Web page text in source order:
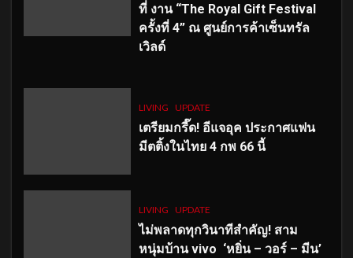
ที่ งาน “The Royal Gift Festival
ครั้งที่ 4” ณ ศูนย์การค้าเซ็นทรัล
เวิลด์
LIVING UPDATE
เตรียมกรี๊ด! อีแจอุค ประกาศแฟน
มีตติ้งในไทย 4 กพ 66 นี้
LIVING UPDATE
ไม่พลาดทุกวินาทีสำคัญ! สาม
หนุ่มบ้าน vivo ‘หยิ่น – วอร์ – มีน’